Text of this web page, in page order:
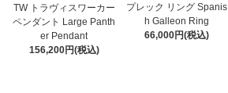
TW トラヴィスワーカー
ペンダント Large Panth
er Pendant
156,200円(税込)
プレック リング Spanis
h Galleon Ring
66,000円(税込)